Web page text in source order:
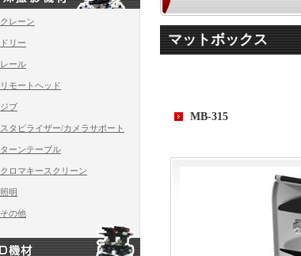
マットボックス
MB-315
クレーン
ドリー
レール
リモートヘッド
ジブ
スタピライザー/カメラサポート
ターンテーブル
クロマキースクリーン
照明
その他